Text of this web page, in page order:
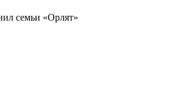
семьи «Орлят»